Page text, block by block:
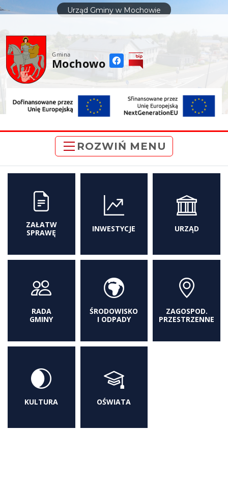
treści
Urząd Gminy w Mochowie
Gmina
Mochowo
ROZWIŃ MENU
ZAŁATW
SPRAWĘ
INWESTYCJE URZĄD
RADA
GMINY
ŚRODOWISKO
I ODPADY
ZAGOSPOD.
PRZESTRZENNE
KULTURA OŚWIATA